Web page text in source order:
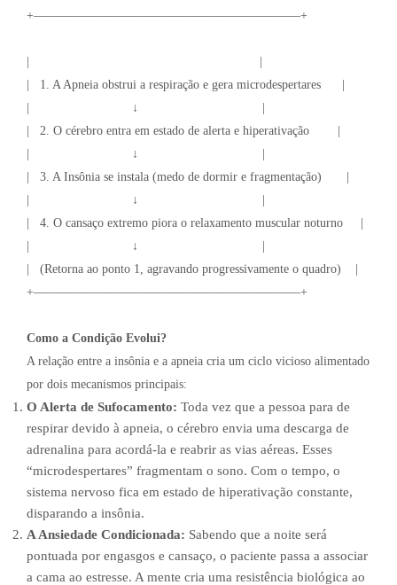
+—————————————————————–+
| |
| 1. A Apneia obstrui a respiração e gera microdespertares |
| ↓ |
| 2. O cérebro entra em estado de alerta e hiperativação |
| ↓ |
| 3. A Insônia se instala (medo de dormir e fragmentação) |
| ↓ |
| 4. O cansaço extremo piora o relaxamento muscular noturno |
| ↓ |
| (Retorna ao ponto 1, agravando progressivamente o quadro) |
+—————————————————————–+
Como a Condição Evolui?
A relação entre a insônia e a apneia cria um ciclo vicioso alimentado
por dois mecanismos principais:
O Alerta de Sufocamento: Toda vez que a pessoa para de
respirar devido à apneia, o cérebro envia uma descarga de
adrenalina para acordá-la e reabrir as vias aéreas. Esses
“microdespertares” fragmentam o sono. Com o tempo, o
sistema nervoso fica em estado de hiperativação constante,
disparando a insônia.
A Ansiedade Condicionada: Sabendo que a noite será
pontuada por engasgos e cansaço, o paciente passa a associar
a cama ao estresse. A mente cria uma resistência biológica ao